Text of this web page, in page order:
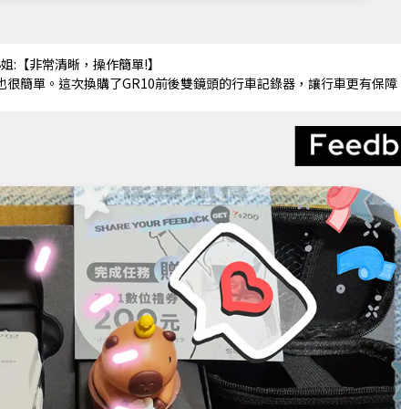
:【非常清晰，操作簡單!】
簡單。這次換購了GR10前後雙鏡頭的行車記錄器，讓行車更有保障